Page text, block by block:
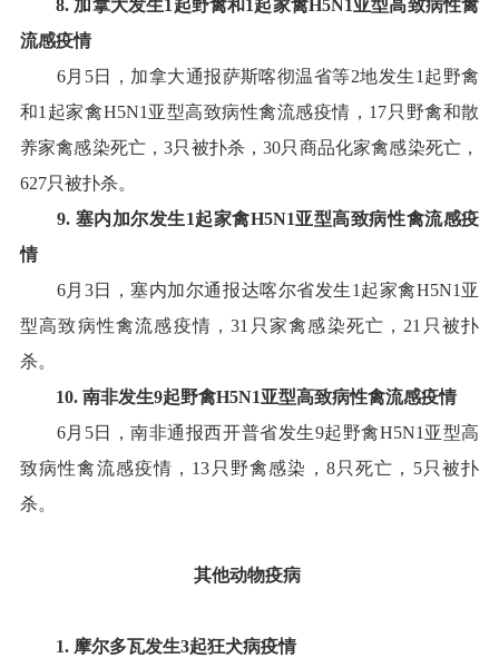
8. 加拿大发生1 起野禽和1 起家禽H5N1 亚型高致病性禽
流感疫情
6月 5日，加拿大通报萨斯喀彻温省等2地发生1 起野禽
和1 起家禽H5N1 亚型高致病性禽流感疫情， 17 只野禽和散
养家禽感染死亡，3只被扑杀，30只商品化家禽感染死亡，
627只被扑杀。
9. 塞内加尔发生1起家禽H5N1亚型高致病性禽流感疫
情
6月 3日，塞内加尔通报达喀尔省发生1 起家禽H5N1 亚
型高致病性禽流感疫情，31 只家禽感染死亡， 21 只被扑
杀。
10. 南非发生9起野禽H5N1亚型高致病性禽流感疫情
6月 5日，南非通报西开普省发生9起野禽H5N1 亚型高
致病性禽流感疫情， 13 只野禽感染， 8只死亡， 5只被扑
杀。
其他动物疫病
1. 摩尔多瓦发生3起狂犬病疫情